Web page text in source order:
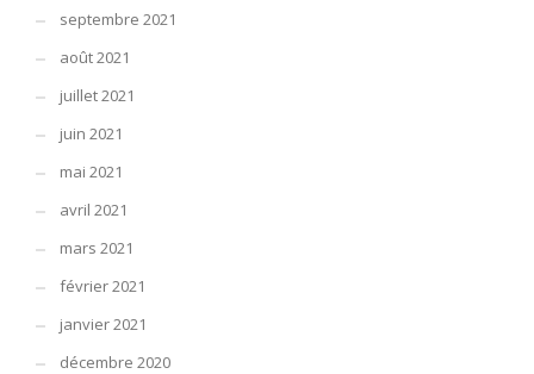
septembre 2021
août 2021
juillet 2021
juin 2021
mai 2021
avril 2021
mars 2021
février 2021
janvier 2021
décembre 2020